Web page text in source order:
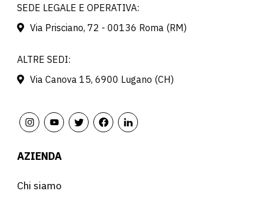
SEDE LEGALE E OPERATIVA:
Via Prisciano, 72 - 00136 Roma (RM)
ALTRE SEDI:
Via Canova 15, 6900 Lugano (CH)
AZIENDA
Chi siamo